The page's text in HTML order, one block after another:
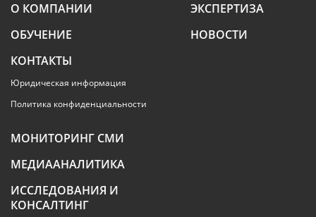
О КОМПАНИИ
ЭКСПЕРТИЗА
ОБУЧЕНИЕ
НОВОСТИ
КОНТАКТЫ
Юридическая информация
Политика конфиденциальности
МОНИТОРИНГ СМИ
МЕДИААНАЛИТИКА
ИССЛЕДОВАНИЯ И
КОНСАЛТИНГ